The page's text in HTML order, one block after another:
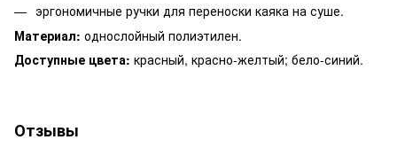
эргономичные ручки для переноски каяка на суше.
Материал: однослойный полиэтилен.
Доступные цвета: красный, красно-желтый; бело-синий.
Отзывы